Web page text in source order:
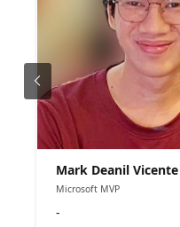
Mark Deanil Vicente
Microsoft MVP
-